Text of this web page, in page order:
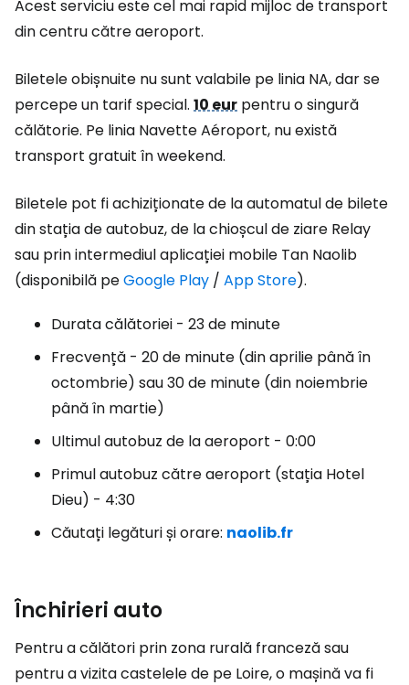
Acest serviciu este cel mai rapid mijloc de transport
din centru către aeroport.
Biletele obișnuite nu sunt valabile pe linia NA, dar se
percepe un tarif special. 10 eur pentru o singură
călătorie. Pe linia Navette Aéroport, nu există
transport gratuit în weekend.
Biletele pot fi achiziționate de la automatul de bilete
din stația de autobuz, de la chioșcul de ziare Relay
sau prin intermediul aplicației mobile Tan Naolib
(disponibilă peGoogle Play / App Store).
Durata călătoriei - 23 de minute
Frecvență - 20 de minute (din aprilie până în
octombrie) sau 30 de minute (din noiembrie
până în martie)
Ultimul autobuz de la aeroport - 0:00
Primul autobuz către aeroport (stația Hotel
Dieu) - 4:30
Căutați legături și orare: naolib.fr
Închirieri auto
Pentru a călători prin zona rurală franceză sau
pentru a vizita castelele de pe Loire, o mașină va fi